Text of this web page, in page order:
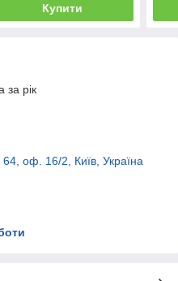
Купити
за рік
64, оф. 16/2, Київ, Україна